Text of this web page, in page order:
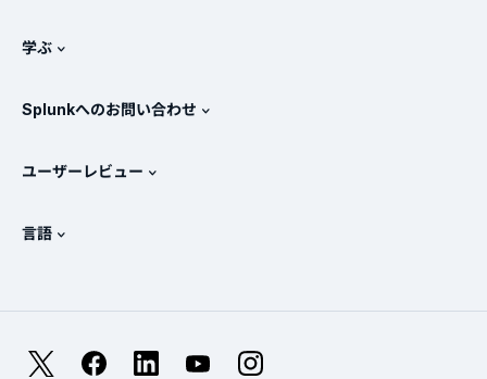
ニュースルーム
Splunkによる保護
SURGe
価格
すべての製品を見る
トレーニングと認定
Splunkストア
学ぶ
OpenTelemetryの概要
SOCのメトリクス
信頼性メトリクス
Splunkへのお問い合わせ
ユーザーレビュー
言語
Deutsch
Français FacebookLinkedIn YouTubeInstagram